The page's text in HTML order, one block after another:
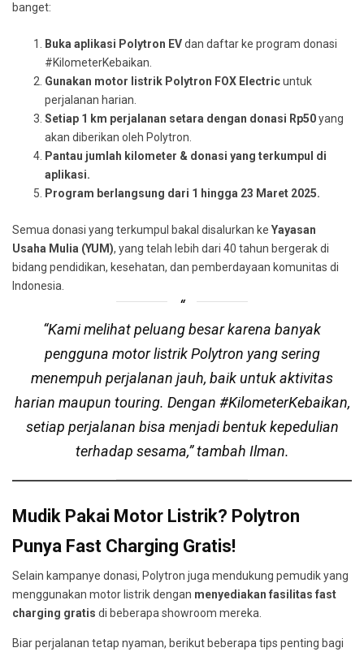
banget:
Buka aplikasi Polytron EVdan daftar ke program donasi
#KilometerKebaikan.
Gunakan motor listrik Polytron FOX Electricuntuk
perjalanan harian.
Setiap 1 km perjalanan setara dengan donasi Rp50yang
akan diberikan oleh Polytron.
Pantau jumlah kilometer & donasi yang terkumpul di
aplikasi.
Program berlangsung dari 1 hingga 23 Maret 2025.
Semua donasi yang terkumpul bakal disalurkan ke Yayasan
Usaha Mulia (YUM), yang telah lebih dari 40 tahun bergerak di
bidang pendidikan, kesehatan, dan pemberdayaan komunitas di
Indonesia.
“Kami melihat peluang besar karena banyak
pengguna motor listrik Polytron yang sering
menempuh perjalanan jauh, baik untuk aktivitas
harian maupun touring. Dengan #KilometerKebaikan,
setiap perjalanan bisa menjadi bentuk kepedulian
terhadap sesama,”tambah Ilman.
Mudik Pakai Motor Listrik? Polytron
Punya Fast Charging Gratis!
Selain kampanye donasi, Polytron juga mendukung pemudik yang
menggunakan motor listrik dengan menyediakan fasilitas fast
charging gratis di beberapa showroom mereka.
Biar perjalanan tetap nyaman, berikut beberapa tips penting bagi